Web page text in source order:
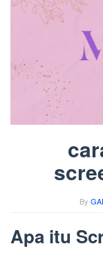
By
Apa itu